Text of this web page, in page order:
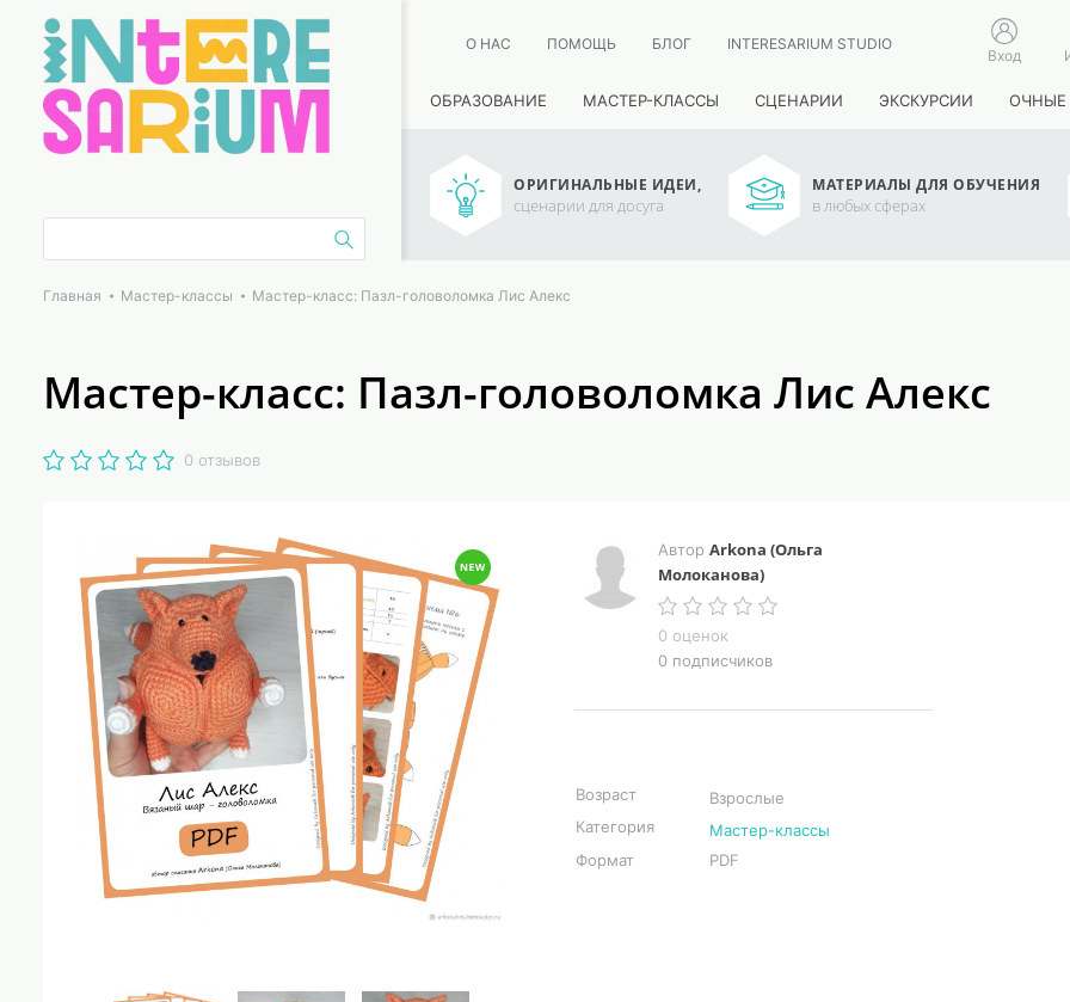
О НАС ПОМОЩЬ БЛОГ INTERESARIUM STUDIO
Вход
ОБРАЗОВАНИЕ МАСТЕР-КЛАССЫ СЦЕНАРИИ ЭКСКУРСИИ ОЧНЫЕ
ОРИГИНАЛЬНЫЕ ИДЕИ,
сценарии для досуга
МАТЕРИАЛЫ ДЛЯ ОБУЧЕНИЯ
в любых сферах
Главная Мастер-классы Мастер-класс: Пазл-головоломка Лис Алекс
Мастер-класс: Пазл-головоломка Лис Алекс
0 отзывов
Автор Arkona (Ольга
Молоканова)
0 оценок
0 подписчиков
Возраст
Взрослые
Категория
Мастер-классы
Формат
PDF